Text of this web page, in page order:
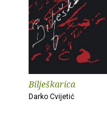
Bilješkarica
Darko Cvijetić